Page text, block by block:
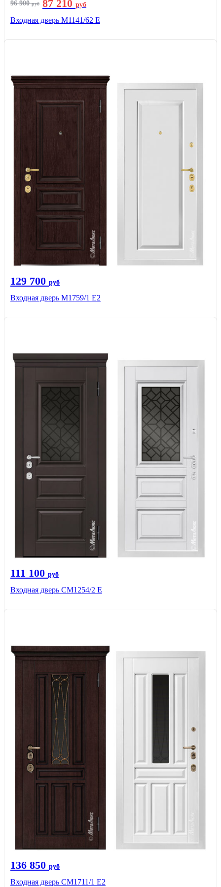
96 900руб 87 210 руб
Входная дверь М1141/62 Е
129 700 руб
Входная дверь М1759/1 Е2
111 100 руб
Входная дверь СМ1254/2 E
136 850 руб
Входная дверь CМ1711/1 Е2